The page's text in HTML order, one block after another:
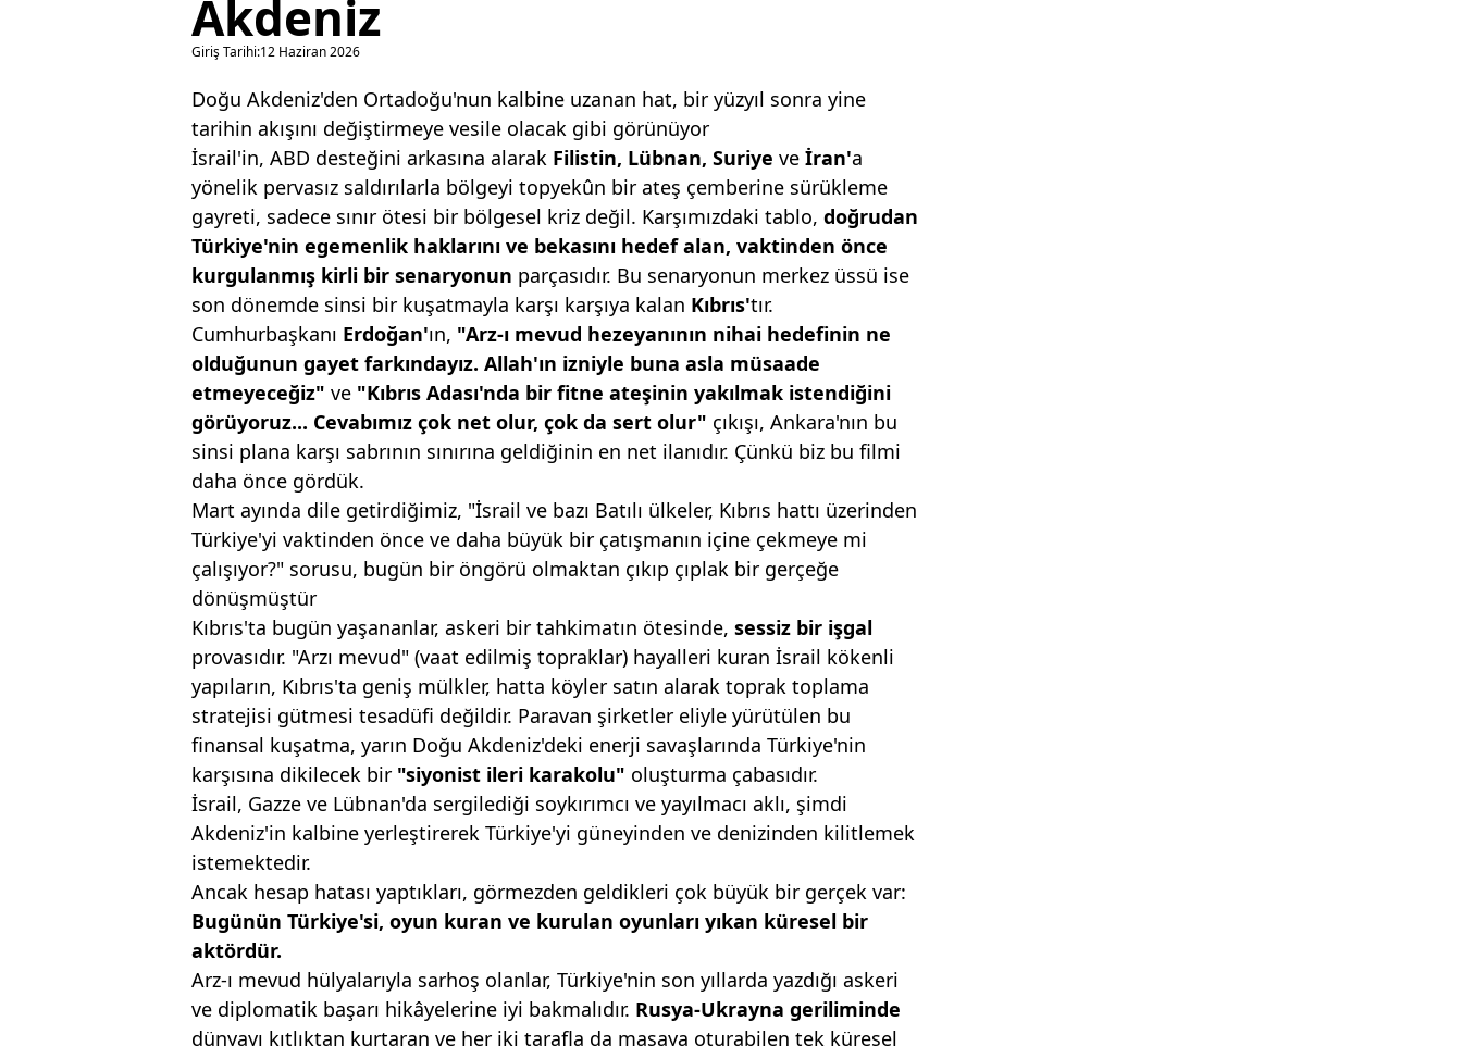
Akdeniz
Giriş Tarihi:12 Haziran 2026
Doğu Akdeniz'den Ortadoğu'nun kalbine uzanan hat, bir yüzyıl sonra yine
tarihin akışını değiştirmeye vesile olacak gibi görünüyor
İsrail'in, ABD desteğini arkasına alarak Filistin, Lübnan, Suriye ve İran'a
yönelik pervasız saldırılarla bölgeyi topyekûn bir ateş çemberine sürükleme
gayreti, sadece sınır ötesi bir bölgesel kriz değil. Karşımızdaki tablo, doğrudan
Türkiye'nin egemenlik haklarını ve bekasını hedef alan, vaktinden önce
kurgulanmış kirli bir senaryonun parçasıdır. Bu senaryonun merkez üssü ise
son dönemde sinsi bir kuşatmayla karşı karşıya kalan Kıbrıs'tır.
Cumhurbaşkanı Erdoğan'ın, "Arz-ı mevud hezeyanının nihai hedefinin ne
olduğunun gayet farkındayız. Allah'ın izniyle buna asla müsaade
etmeyeceğiz" ve "Kıbrıs Adası'nda bir fitne ateşinin yakılmak istendiğini
görüyoruz... Cevabımız çok net olur, çok da sert olur" çıkışı, Ankara'nın bu
sinsi plana karşı sabrının sınırına geldiğinin en net ilanıdır. Çünkü biz bu filmi
daha önce gördük.
Mart ayında dile getirdiğimiz, "İsrail ve bazı Batılı ülkeler, Kıbrıs hattı üzerinden
Türkiye'yi vaktinden önce ve daha büyük bir çatışmanın içine çekmeye mi
çalışıyor?" sorusu, bugün bir öngörü olmaktan çıkıp çıplak bir gerçeğe
dönüşmüştür
Kıbrıs'ta bugün yaşananlar, askeri bir tahkimatın ötesinde, sessiz bir işgal
provasıdır. "Arzı mevud" (vaat edilmiş topraklar) hayalleri kuran İsrail kökenli
yapıların, Kıbrıs'ta geniş mülkler, hatta köyler satın alarak toprak toplama
stratejisi gütmesi tesadüfi değildir. Paravan şirketler eliyle yürütülen bu
finansal kuşatma, yarın Doğu Akdeniz'deki enerji savaşlarında Türkiye'nin
karşısına dikilecek bir "siyonist ileri karakolu" oluşturma çabasıdır.
İsrail, Gazze ve Lübnan'da sergilediği soykırımcı ve yayılmacı aklı, şimdi
Akdeniz'in kalbine yerleştirerek Türkiye'yi güneyinden ve denizinden kilitlemek
istemektedir.
Ancak hesap hatası yaptıkları, görmezden geldikleri çok büyük bir gerçek var:
Bugünün Türkiye'si, oyun kuran ve kurulan oyunları yıkan küresel bir
aktördür.
Arz-ı mevud hülyalarıyla sarhoş olanlar, Türkiye'nin son yıllarda yazdığı askeri
ve diplomatik başarı hikâyelerine iyi bakmalıdır. Rusya-Ukrayna geriliminde
dünyayı kıtlıktan kurtaran ve her iki tarafla da masaya oturabilen tek küresel